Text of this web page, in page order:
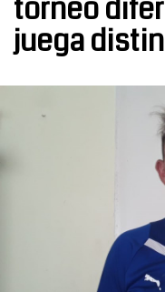
torneo
juega